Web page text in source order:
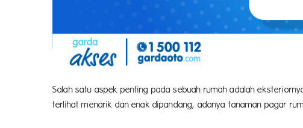
Salah satu aspek penting pada sebuah rumah adalah
terlihat menarik dan enak dipandang, adanya tanaman pagar